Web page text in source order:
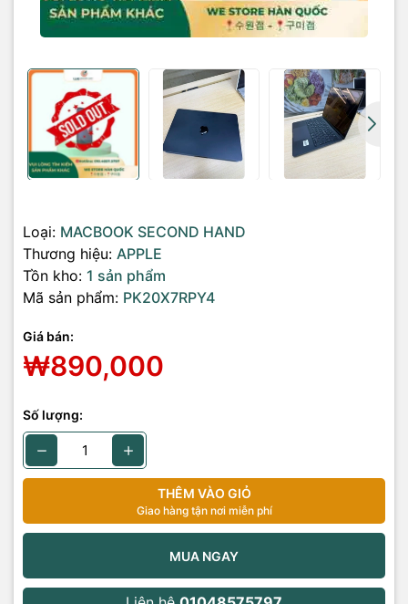
Loại: MACBOOK SECOND HAND
Thương hiệu: APPLE
Tồn kho: 1 sản phẩm
Mã sản phẩm: PK20X7RPY4
Giá bán:
₩890,000
Số lượng:
THÊM VÀO GIỎ
Giao hàng tận nơi miễn phí
MUA NGAY